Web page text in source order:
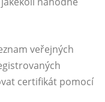
veřejných
certifikát pomocí